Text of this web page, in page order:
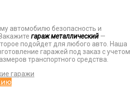
автомобилю безопасность и
гараж металлический —
подойдет для любого авто. Наша
гаражей под заказ с учетом
транспортного средства.
гаражи